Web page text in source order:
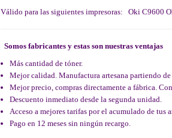
Válido para las siguientes impresoras: Oki C9600
Somos fabricantes y estas son nuestras ventajas
Más cantidad de tóner.
Mejor calidad. Manufactura artesana partiendo
Mejor precio, compras directamente a fábrica.
Descuento inmediato desde la segunda unidad.
Acceso a mejores tarifas por el acumulado de tus
Pago en 12 meses sin ningún recargo.